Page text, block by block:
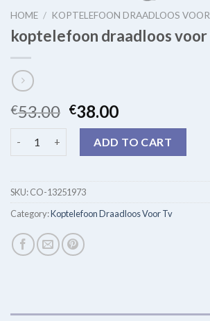
HOME / KOPTELEFOON DRAADLOOS
koptelefoon draadloos
€53.00 €38.00
ADD TO CART
SKU:CO-13251973
Category:Koptelefoon Draadloos Voor Tv